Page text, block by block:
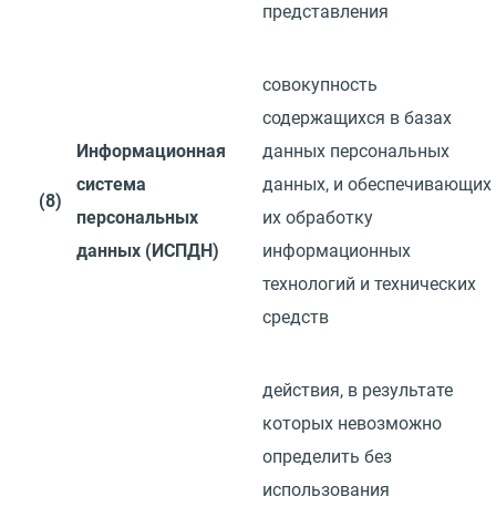
представления
(8)
Информационная
система
персональных
данных (ИСПДН)
совокупность
содержащихся в базах
данных персональных
данных, и обеспечивающих
их обработку
информационных
технологий и технических
средств
действия, в результате
которых невозможно
определить без
использования